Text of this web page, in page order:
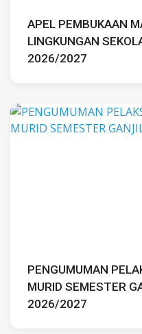
APEL PEMBUKAAN
LINGKUNGAN
2026/2027
PENGUMUMAN
MURID SEMESTER
2026/2027